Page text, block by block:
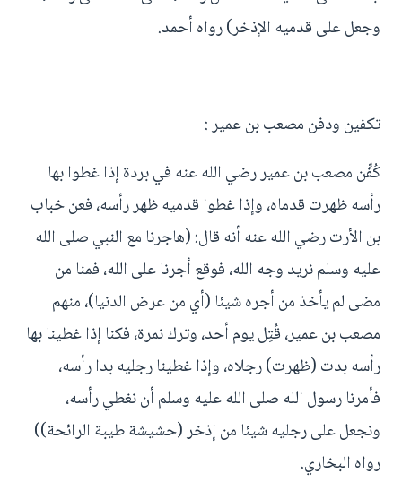
وجعل على قدميه الإذخر) رواه أحمد.
تكفين ودفن مصعب بن عمير :
كُفِّن مصعب بن عمير رضي الله عنه في بردة إذا غطوا بها
رأسه ظهرت قدماه، وإذا غطوا قدميه ظهر رأسه، فعن خباب
بن الأرت رضي الله عنه أنه قال: (هاجرنا مع النبي صلى الله
عليه وسلم نريد وجه الله، فوقع أجرنا على الله، فمنا من
مضى لم يأخذ من أجره شيئا (أي من عرض الدنيا)، منهم
مصعب بن عمير، قُتِل يوم أحد، وترك نمرة، فكنا إذا غطينا بها
رأسه بدت (ظهرت) رجلاه، وإذا غطينا رجليه بدا رأسه،
فأمرنا رسول الله صلى الله عليه وسلم أن نغطي رأسه،
ونجعل على رجليه شيئا من إذخر (حشيشة طيبة الرائحة))
رواه البخاري.